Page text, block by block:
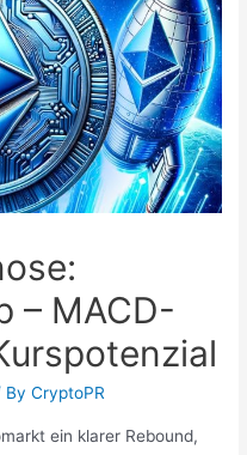
– MACD-
ByCryptoPR
ein klarer Rebound,